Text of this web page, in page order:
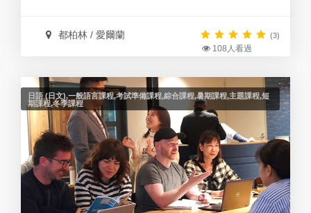
都柏林 / 愛爾蘭 (3)
108人看過
日語 (日文),一般語言課程,考試準備課程,綜合課程,暑期課程,主題課程,短
期課程,冬季課程